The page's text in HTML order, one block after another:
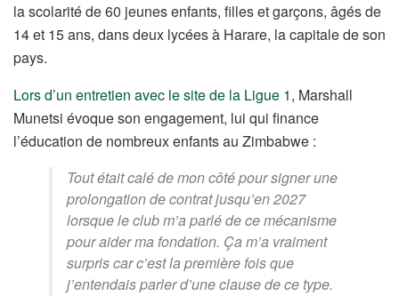
la scolarité de 60 jeunes enfants, filles et garçons, âgés de
14 et 15 ans, dans deux lycées à Harare, la capitale de son
pays.
Lors d’un entretien avec le site de la Ligue 1, Marshall
Munetsi évoque son engagement, lui qui finance
l’éducation de nombreux enfants au Zimbabwe :
Tout était calé de mon côté pour signer une
prolongation de contrat jusqu’en 2027
lorsque le club m’a parlé de ce mécanisme
pour aider ma fondation. Ça m’a vraiment
surpris car c’est la première fois que
j’entendais parler d’une clause de ce type.